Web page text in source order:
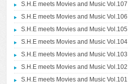
S.H.E meets Movies and Music Vol.107
S.H.E meets Movies and Music Vol.106
S.H.E meets Movies and Music Vol.105
S.H.E meets Movies and Music Vol.104
S.H.E meets Movies and Music Vol.103
S.H.E meets Movies and Music Vol.102
S.H.E meets Movies and Music Vol.101